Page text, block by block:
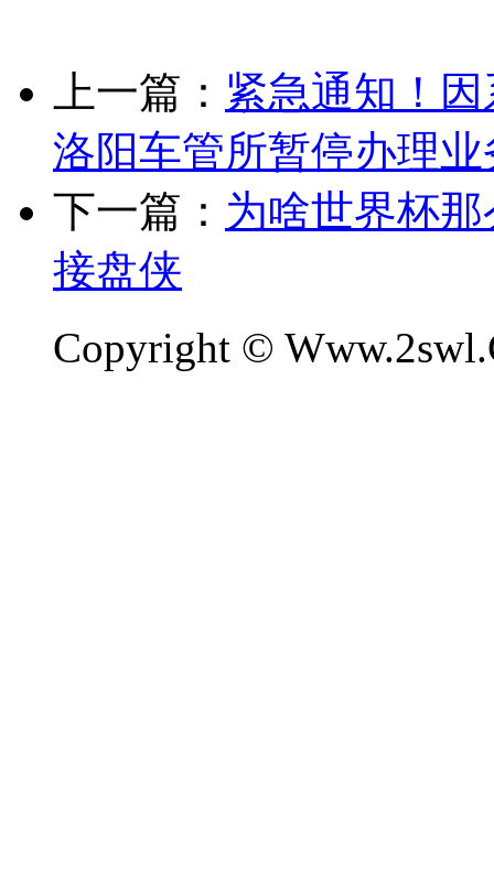
上一篇： 紧急通知！
洛阳车管所暂停办理业
下一篇： 为啥世界杯
接盘侠
Copyright ©